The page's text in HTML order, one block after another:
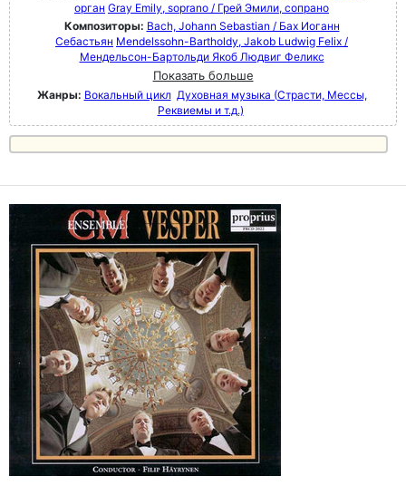
орган Gray Emily, soprano / Грей Эмили, сопрано
Композиторы: Bach, Johann Sebastian / Бах Иоганн
Себастьян Mendelssohn-Bartholdy, Jakob Ludwig Felix /
Мендельсон-Бартольди Якоб Людвиг Феликс
Показать больше
Жанры: Вокальный цикл Духовная музыка (Страсти, Мессы,
Реквиемы и т.д.)